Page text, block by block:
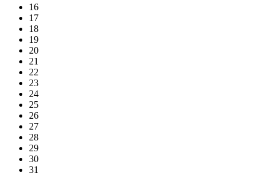
16
17
18
19
20
21
22
23
24
25
26
27
28
29
30
31